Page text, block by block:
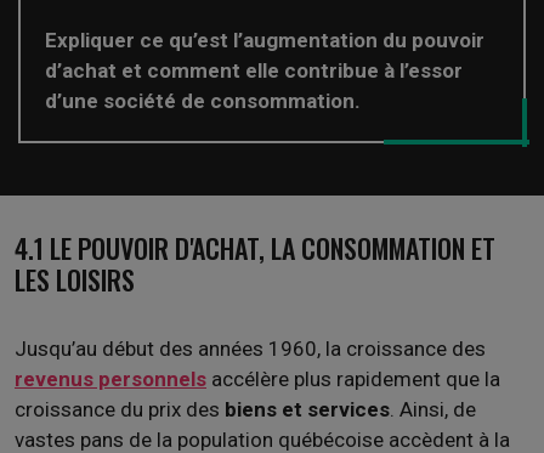
Expliquer ce qu’est l’augmentation du pouvoir
d’achat et comment elle contribue à l’essor
d’une société de consommation.
4.1 LE POUVOIR D'ACHAT, LA CONSOMMATION ET
LES LOISIRS
Jusqu’au début des années 1960, la croissance des
revenus personnels accélère plus rapidement que la
croissance du prix des biens et services . Ainsi, de
vastes pans de la population québécoise accèdent à la